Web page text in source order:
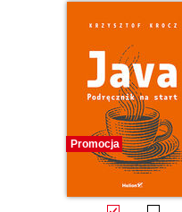
Promocja